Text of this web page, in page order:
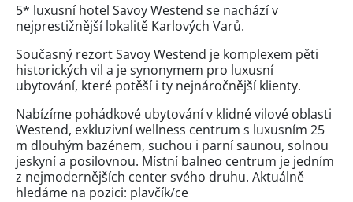
5* luxusní hotel Savoy Westend se nachází v
nejprestižnější lokalitě Karlových Varů.
Současný rezort Savoy Westend je komplexem pěti
historických vil a je synonymem pro luxusní
ubytování, které potěší i ty nejnáročnější klienty.
Nabízíme pohádkové ubytování v klidné vilové oblasti
Westend, exkluzivní wellness centrum s luxusním 25
m dlouhým bazénem, suchou i parní saunou, solnou
jeskyní a posilovnou. Místní balneo centrum je jedním
z nejmodernějších center svého druhu. Aktuálně
hledáme na pozici: plavčík/ce